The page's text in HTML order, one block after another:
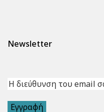
Newsletter
Εγγραφή